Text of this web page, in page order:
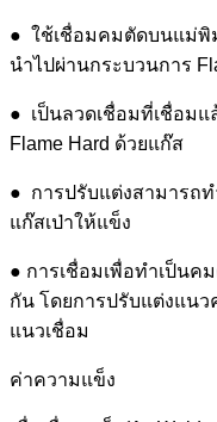
● ใช้เชื่อมคมตัดบนแม่พิ
นำไปผ่านกระบวนการ
● เป็นลวดเชื่อมที่เชื่อมแ
Flame Hard ด้วยแก๊ส
● การปรับแต่งสามารถท
แก๊สเป่าให้แข็ง
● การเชื่อมเพื่อทำเป็น
กัน โดยการปรับแต่งแนว
แนวเชื่อม
ค่าความแข็ง